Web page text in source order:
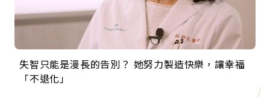
失智只能是漫長的告別？ 她努力製造快樂，讓幸福
「不退化」
來自剛果的巧克力神父 為台灣奉獻36年 「台灣是我
的家，我連作夢都講台語！」
63歲卸矽谷副總、搬回台灣找快樂！「蛋黃哥小
丑」走進安養院，逗樂上萬爺奶：退休後才開始真
104歲打破金氏世界紀錄 成為全球最年長羽球選
手，分享長壽的秘密原來是「這個」
事業巔峰他選擇追夢…黑手阿伯拉小提琴還登上小
巨蛋！連CNN都大讚！